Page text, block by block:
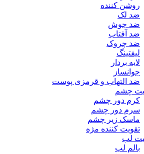
روشن کننده
ضد لک
ضد جوش
ضد آفتاب
ضد چروک
لیفتینگ
لایه بردار
جوانساز
ضد التهاب و قرمزی پوست
چشم
کرم دور چشم
سرم دور چشم
ماسک زیر چشم
تقویت کننده مژه
لب
بالم لب